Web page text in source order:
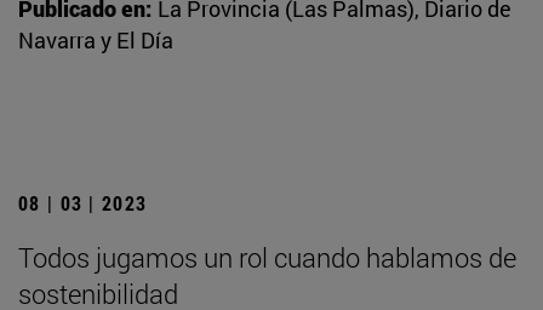
Publicado en: La Provincia (Las Palmas), Diario de
Navarra y El Día
08 | 03 | 2023
Todos jugamos un rol cuando hablamos de
sostenibilidad